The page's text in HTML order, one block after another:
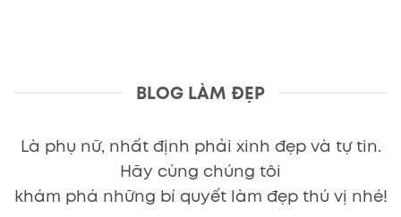
BLOG LÀM ĐẸP
Là phụ nữ, nhất định phải xinh đẹp và tự tin.
Hãy cùng chúng tôi
khám phá những bí quyết làm đẹp thú vị nhé!